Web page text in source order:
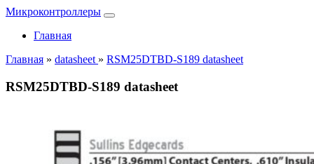
Микроконтроллеры
Главная
Главная » datasheet » RSM25DTBD-S189 datasheet
RSM25DTBD-S189 datasheet